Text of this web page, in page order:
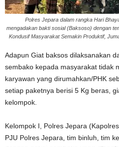
Polres Jepara dalam rangka Hari
mengadakan bakti sosial (Baksoso) dengan
Kondusif Masyarakat Semakin Produktif,
Adapun Giat baksos dilaksanakan
sembako kepada masyarakat tidak
karyawan yang dirumahkan/PHK
setiap paketnya berisi 5 Kg beras,
kelompok.
Kelompok I, Polres Jepara
PJU Polres Jepara, tim binluh, tim